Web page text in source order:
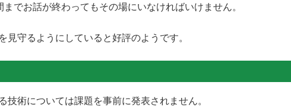
でお話が終わってもその場にいなければいけません。
見守るようにしていると好評のようです。
技術については課題を事前に発表されません。